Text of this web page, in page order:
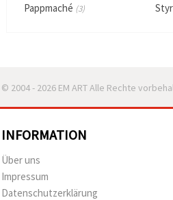
Pappmaché (3)
© 2004 - 2026 EM ART Alle Rechte
INFORMATION
Über uns
Impressum
Datenschutzerklärung